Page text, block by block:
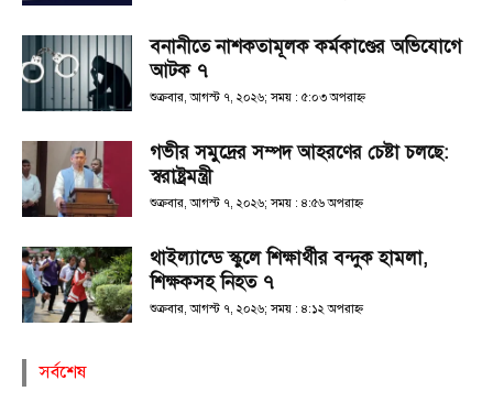
বনানীতে নাশকতামূলক কর্মকাণ্ডের অভিযোগে
আটক ৭
শুক্রবার, আগস্ট ৭, ২০২৬; সময় : ৫:০৩ অপরাহ্ণ
গভীর সমুদ্রের সম্পদ আহরণের চেষ্টা চলছে:
স্বরাষ্ট্রমন্ত্রী
শুক্রবার, আগস্ট ৭, ২০২৬; সময় : ৪:৫৬ অপরাহ্ণ
থাইল্যান্ডে স্কুলে শিক্ষার্থীর বন্দুক হামলা,
শিক্ষকসহ নিহত ৭
শুক্রবার, আগস্ট ৭, ২০২৬; সময় : ৪:১২ অপরাহ্ণ
সর্বশেষ